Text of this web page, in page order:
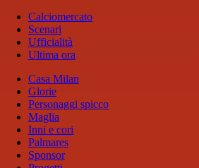
Calciomercato
Scenari
Ufficialità
Ultima ora
Casa Milan
Glorie
Personaggi spicco
Maglia
Inni e cori
Palmares
Sponsor